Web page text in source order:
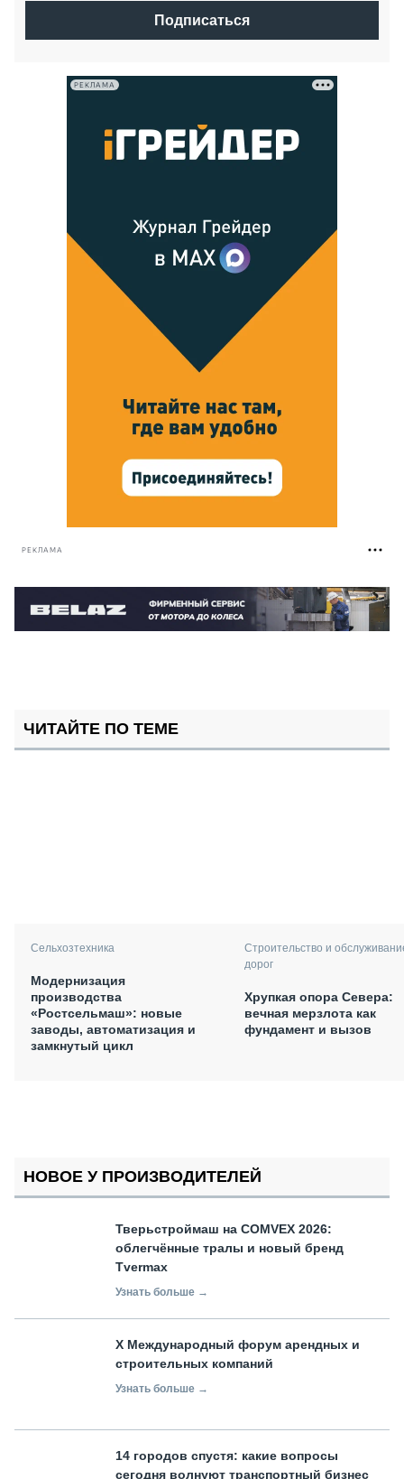
Подписаться
РЕКЛАМА
РЕКЛАМА
ЧИТАЙТЕ ПО ТЕМЕ
Сельхозтехника
Модернизация
производства
«Ростсельмаш»: новые
заводы, автоматизация и
замкнутый цикл
Строительство и
дорог
Хрупкая опора Севера:
вечная мерзлота как
фундамент и вызов
НОВОЕ У ПРОИЗВОДИТЕЛЕЙ
Тверьстроймаш на COMVEX 2026:
облегчённые тралы и новый бренд
Tvermax
Узнать больше →
X Международный форум арендных и
строительных компаний
Узнать больше →
14 городов спустя: какие вопросы
сегодня волнуют транспортный бизнес